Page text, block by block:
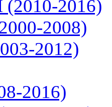
2016)
2008)
2012)
2016)